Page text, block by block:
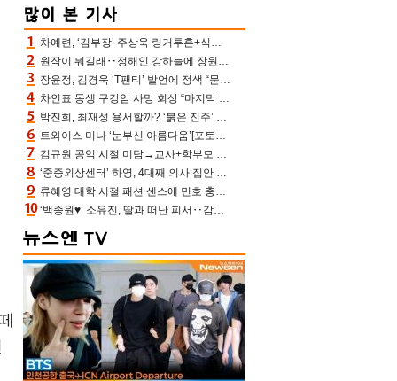
차예련, ‘김부장’ 주상욱 링거투혼+식스팩 비화 “옷 벗는데 아저씨는 안 된다고”(차장금)
원작이 뭐길래‥정해인 강하늘에 장원영까지 참여한 이 영화
장윤정, 김경욱 ‘T팬티’ 발언에 정색 “묻지 않았는데, 그것도 성희롱”(장공장)
차인표 동생 구강암 사망 회상 “마지막 순간 동생 손 잡아준 신애라, 두고두고 고마워” (신애라이프)
박진희, 최재성 용서할까? ‘붉은 진주’ 오늘(7일) 결말 나온다
트와이스 미나 ‘눈부신 아름다움’[포토엔HD]
김규원 공익 시절 미담→교사+학부모 추가 미담 속출 “휠체어 탄 아이와 산책도”[종합]
‘중증외상센터’ 하영, 4대째 의사 집안 인증 “증조부, 고종 황제 진료”(옥문아)[어제TV]
류혜영 대학 시절 패션 센스에 민호 충격 “레몬색 레깅스에 다리 없는 줄”(나혼산)
‘백종원♥’ 소유진, 딸과 떠난 피서‥감탄만 나오는 수영복 자태